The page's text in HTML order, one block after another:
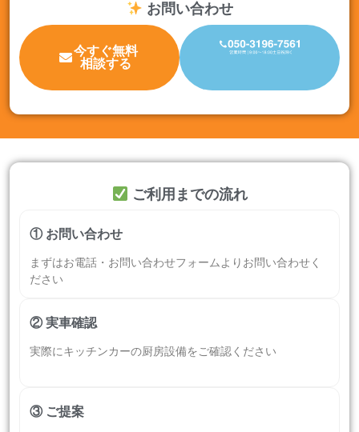
お問い合わせ
今すぐ無料
相談する
ご利用までの流れ
① お問い合わせ
まずはお電話・お問い合わせフォームよりお問い合わせく
ださい
② 実車確認
実際にキッチンカーの厨房設備をご確認ください
③ ご提案